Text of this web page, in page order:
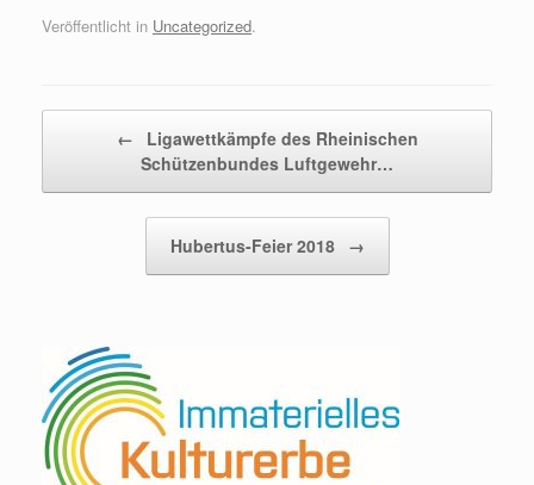
Veröffentlicht in Uncategorized.
←
Ligawettkämpfe des Rheinischen
Schützenbundes Luftgewehr…
Hubertus-Feier 2018 →